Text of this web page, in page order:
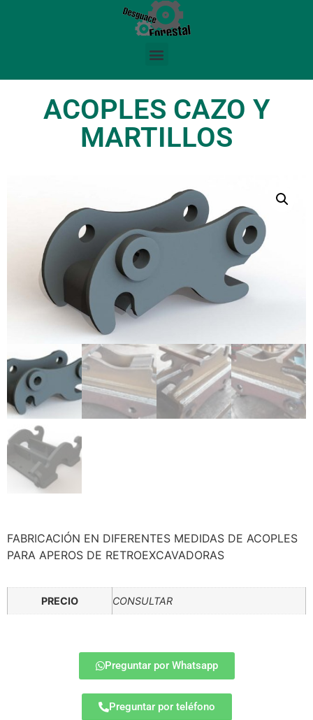
ACOPLES CAZO Y
MARTILLOS
FABRICACIÓN EN DIFERENTES MEDIDAS DE ACOPLES
PARA APEROS DE RETROEXCAVADORAS
PRECIO CONSULTAR
Preguntar por Whatsapp
Preguntar por teléfono